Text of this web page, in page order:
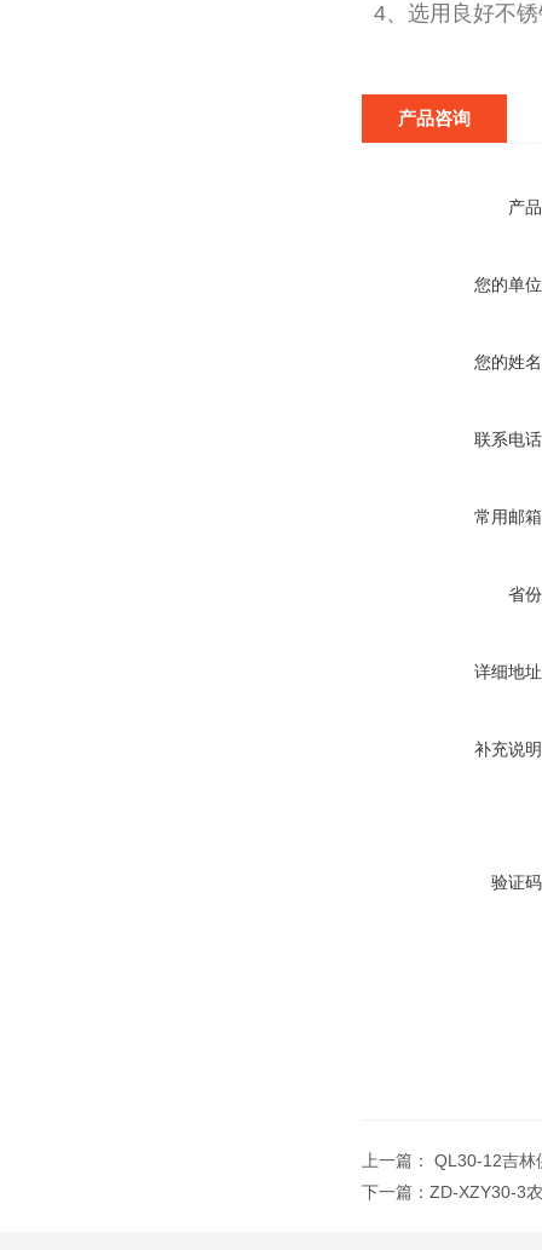
4、选用良好不
产品咨询
产
您的单
您的姓
联系电
常用邮
省
详细地
补充说
验证
上一篇： QL30-12吉林
下一篇： ZD-XZY30-3